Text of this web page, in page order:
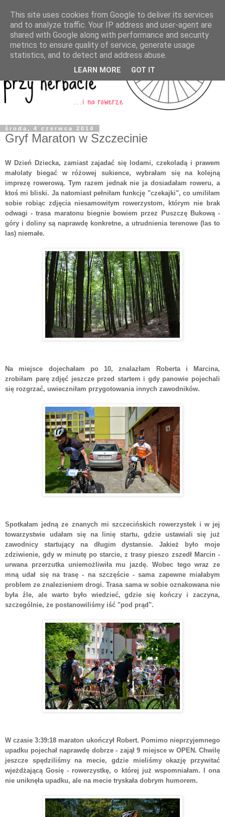
środa, 4 czerwca 2014
Gryf Maraton w Szczecinie
W Dzień Dziecka, zamiast zajadać się lodami, czekoladą i prawem
małolaty biegać w różowej sukience, wybrałam się na kolejną
imprezę rowerową. Tym razem jednak nie ja dosiadałam roweru, a
ktoś mi bliski. Ja natomiast pełniłam funkcję "czekajki", co umiliłam
sobie robiąc zdjęcia niesamowitym rowerzystom, którym nie brak
odwagi - trasa maratonu biegnie bowiem przez Puszczę Bukową -
góry i doliny są naprawdę konkretne, a utrudnienia terenowe (las to
las) niemałe.
Na miejsce dojechałam po 10, znalazłam Roberta i Marcina,
zrobiłam parę zdjęć jeszcze przed startem i gdy panowie pojechali
się rozgrzać, uwieczniłam przygotowania innych zawodników.
Spotkałam jedną ze znanych mi szczecińskich rowerzystek i w jej
towarzystwie udałam się na linię startu, gdzie ustawiali się już
zawodnicy startujący na długim dystansie. Jakież było moje
zdziwienie, gdy w minutę po starcie, z trasy pieszo zszedł Marcin -
urwana przerzutka uniemożliwiła mu jazdę. Wobec tego wraz ze
mną udał się na trasę - na szczęście - sama zapewne miałabym
problem ze znalezieniem drogi. Trasa sama w sobie oznakowana nie
była źle, ale warto było wiedzieć, gdzie się kończy i zaczyna,
szczególnie, że postanowiliśmy iść "pod prąd".
W czasie 3:39:18 maraton ukończył Robert. Pomimo nieprzyjemnego
upadku pojechał naprawdę dobrze - zajął 9 miejsce w OPEN. Chwilę
jeszcze spędziliśmy na mecie, gdzie mieliśmy okazję przywitać
wjeżdżającą Gosię - rowerzystkę, o której już wspomniałam. I ona
nie uniknęła upadku, ale na mecie tryskała dobrym humorem.
This site uses cookies from Google to deliver its services
and to analyze traffic. Your IP address and user-agent are
shared with Google along with performance and security
metrics to ensure quality of service, generate usage
statistics, and to detect and address abuse.
LEARN MORE GOT IT